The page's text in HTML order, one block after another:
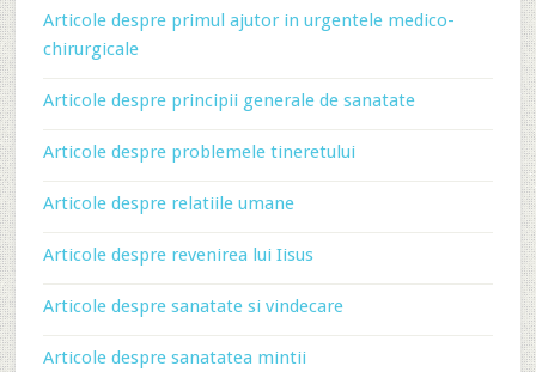
Articole despre primul ajutor in urgentele medico-
chirurgicale
Articole despre principii generale de sanatate
Articole despre problemele tineretului
Articole despre relatiile umane
Articole despre revenirea lui Iisus
Articole despre sanatate si vindecare
Articole despre sanatatea mintii